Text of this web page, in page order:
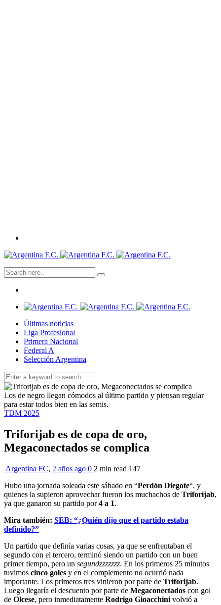
Últimas noticias
Liga Profesional
Primera Nacional
Federal A
Selección Argentina
Los de negro llegan cómodos al último partido y piensan regular
para estar todos bien en las semis.
TDM 2025
Triforijab es de copa de oro,
Megaconectados se complica
Argentina FC, 2 años ago 0 2 min read 147
Hubo una jornada soleada este sábado en “Perdón Diegote“, y
quienes la supieron aprovechar fueron los muchachos de Triforijab,
ya que ganaron su partido por4 a 1.
Mira también: SEB: “¿Quién dijo que el partido estaba
definido?”
Un partido que definía varias cosas, ya que se enfrentaban el
segundo con el tercero, terminó siendo un partido con un buen
primer tiempo, pero un segundzzzzzzz. En los primeros 25 minutos
tuvimos cinco goles y en el complemento no ocurrió nada
importante. Los primeros tres vinieron por parte de Triforijab.
Luego llegaría el descuento por parte de Megaconectados con gol
de Olcese, pero inmediatamente Rodrigo Gioacchini volvió a